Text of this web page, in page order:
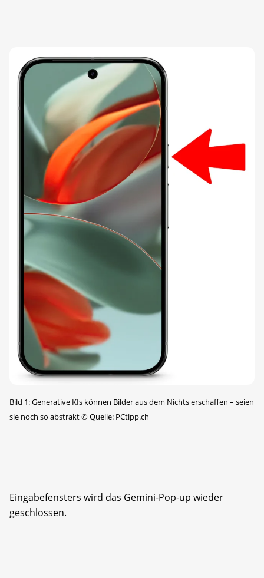
Bild 1: Generative KIs können Bilder aus dem Nichts erschaffen – seien
sie noch so abstrakt©Quelle: PCtipp.ch
Eingabefensters wird das Gemini-Pop-up wieder
geschlossen.